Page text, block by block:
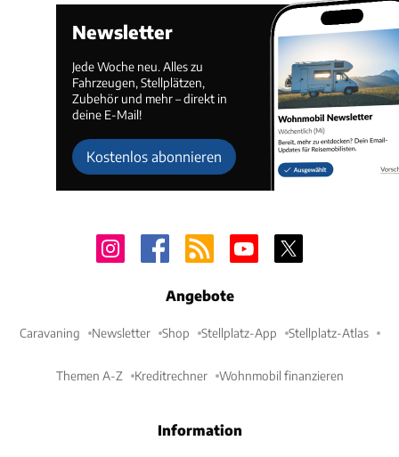
Newsletter
Jede Woche neu. Alles zu
Fahrzeugen, Stellplätzen,
Zubehör und mehr – direkt in
deine E-Mail!
Kostenlos abonnieren
Angebote
Caravaning Newsletter Shop Stellplatz-App Stellplatz-Atlas
Themen A-Z Kreditrechner Wohnmobil finanzieren
Information